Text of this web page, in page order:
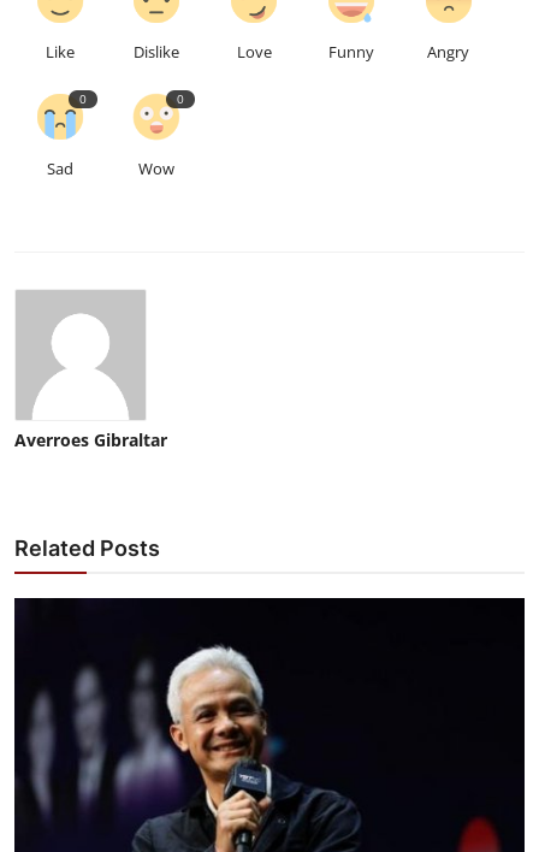
Like Dislike Love Funny Angry
0
Sad
0
Wow
Averroes Gibraltar
Related Posts